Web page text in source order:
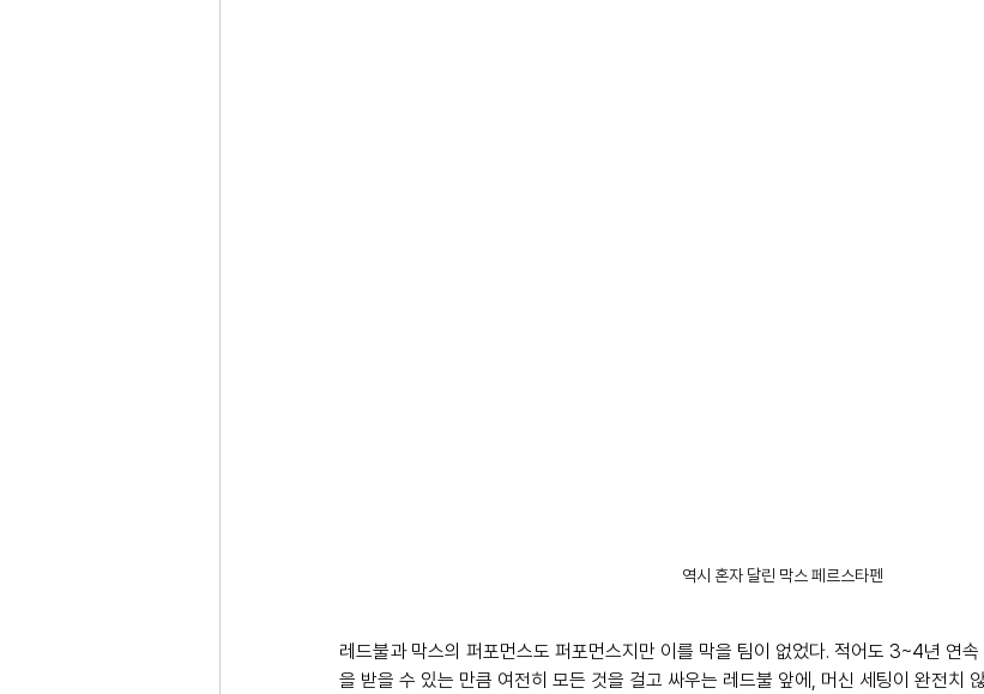
역시 혼자 달린 막스 페르스타펜
레드불과 막스의 퍼포먼스도 퍼포먼스지만 이를 막을 팀이 없었다. 적어도 3~4년 연속
을 받을 수 있는 만큼 여전히 모든 것을 걸고 싸우는 레드불 앞에, 머신 세팅이 완전치